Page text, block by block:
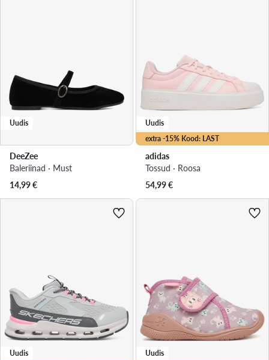
Uudis
DeeZee
Baleriinad · Must
14,99€
extra -15% Kood: LAST
Uudis
adidas
Tossud · Roosa
54,99€
Uudis Uudis